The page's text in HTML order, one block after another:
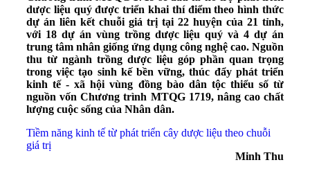
dược liệu quý được triển khai thí điểm theo hình thức
dự án liên kết chuỗi giá trị tại 22 huyện của 21 tỉnh,
với 18 dự án vùng trồng dược liệu quý và 4 dự án
trung tâm nhân giống ứng dụng công nghệ cao. Nguồn
thu từ ngành trồng dược liệu góp phần quan trọng
trong việc tạo sinh kế bền vững, thúc đẩy phát triển
kinh tế - xã hội vùng đồng bào dân tộc thiểu số từ
nguồn vốn Chương trình MTQG 1719, nâng cao chất
lượng cuộc sống của Nhân dân.
Tiềm năng kinh tế từ phát triển cây dược liệu theo chuỗi
giá trị
Minh Thu